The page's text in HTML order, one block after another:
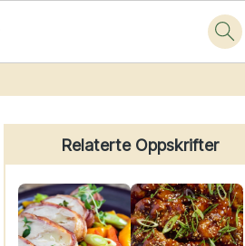
Primary
Sidebar
Relaterte Oppskrifter